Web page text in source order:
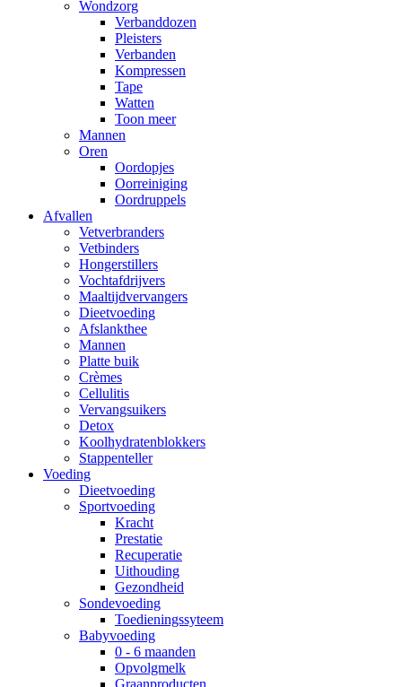
Wondzorg
Verbanddozen
Pleisters
Verbanden
Kompressen
Tape
Watten
Toon meer
Mannen
Oren
Oordopjes
Oorreiniging
Oordruppels
Afvallen
Vetverbranders
Vetbinders
Hongerstillers
Vochtafdrijvers
Maaltijdvervangers
Dieetvoeding
Afslankthee
Mannen
Platte buik
Crèmes
Cellulitis
Vervangsuikers
Detox
Koolhydratenblokkers
Stappenteller
Voeding
Dieetvoeding
Sportvoeding
Kracht
Prestatie
Recuperatie
Uithouding
Gezondheid
Sondevoeding
Toedieningssyteem
Babyvoeding
0 - 6 maanden
Opvolgmelk
Graanproducten